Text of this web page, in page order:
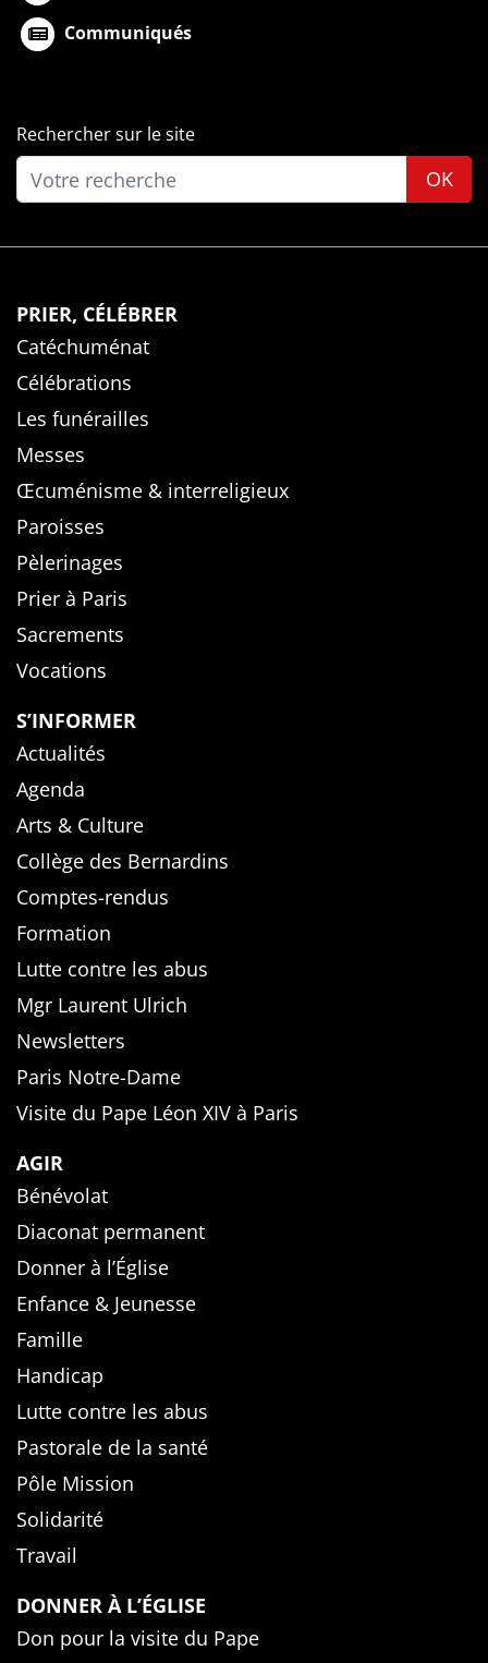
Communiqués
Rechercher sur le site
OK
PRIER, CÉLÉBRER
Catéchuménat
Célébrations
Les funérailles
Messes
Œcuménisme & interreligieux
Paroisses
Pèlerinages
Prier à Paris
Sacrements
Vocations
S’INFORMER
Actualités
Agenda
Arts & Culture
Collège des Bernardins
Comptes-rendus
Formation
Lutte contre les abus
Mgr Laurent Ulrich
Newsletters
Paris Notre-Dame
Visite du Pape Léon XIV à Paris
AGIR
Bénévolat
Diaconat permanent
Donner à l’Église
Enfance & Jeunesse
Famille
Handicap
Lutte contre les abus
Pastorale de la santé
Pôle Mission
Solidarité
Travail
DONNER À L’ÉGLISE
Don pour la visite du Pape